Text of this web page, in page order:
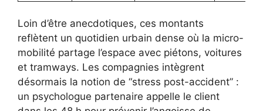
Loin d’être anecdotiques, ces montants
reflètent un quotidien urbain dense où la micro-
mobilité partage l’espace avec piétons, voitures
et tramways. Les compagnies intègrent
désormais la notion de “stress post-accident” :
un psychologue partenaire appelle le client